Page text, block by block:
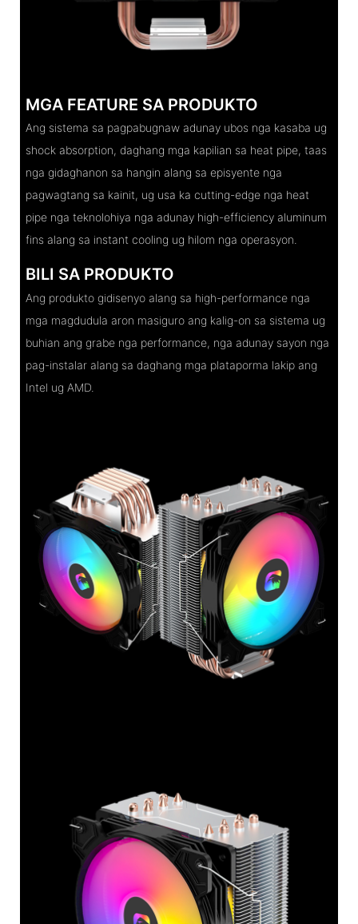
MGA FEATURE SA PRODUKTO
Ang sistema sa pagpabugnaw adunay ubos nga kasaba ug
shock absorption, daghang mga kapilian sa heat pipe, taas
nga gidaghanon sa hangin alang sa episyente nga
pagwagtang sa kainit, ug usa ka cutting-edge nga heat
pipe nga teknolohiya nga adunay high-efficiency aluminum
fins alang sa instant cooling ug hilom nga operasyon.
BILI SA PRODUKTO
Ang produkto gidisenyo alang sa high-performance nga
mga magdudula aron masiguro ang kalig-on sa sistema ug
buhian ang grabe nga performance, nga adunay sayon ​​nga
pag-instalar alang sa daghang mga plataporma lakip ang
Intel ug AMD.